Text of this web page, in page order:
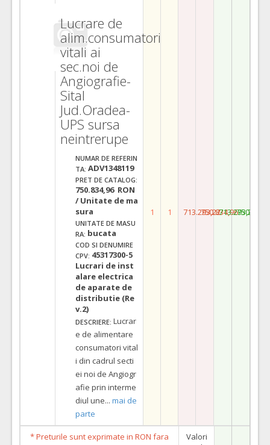
Lucrare de
alim.consumatori
vitali ai
sec.noi de
Angiografie-
Sital
Jud.Oradea-
UPS sursa
neintrerupe
NUMAR DE REFERIN
TA: ADV1348119
PRET DE CATALOG:
750.834,96 RON
/ Unitate de ma
sura
UNITATE DE MASU
RA: bucata
COD SI DENUMIRE
CPV: 45317300-5
Lucrari de inst
alare electrica
de aparate de
distributie (Re
v.2)
DESCRIERE: Lucrar
e de alimentare
consumatori vital
i din cadrul secti
ei noi de Angiogr
afie prin interme
diul une... mai de
parte
1 1 713.293,22
750.834,96
713.293,22
* Preturile sunt exprimate in RON fara
Valori